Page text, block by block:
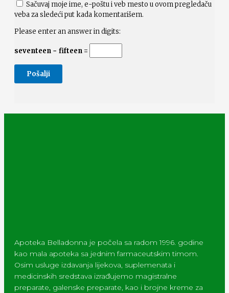
Sačuvaj moje ime, e-poštu i veb mesto u ovom pregledaču
veba za sledeći put kada komentarišem.
Please enter an answer in digits:
seventeen − fifteen =
Apoteka Belladonna je počela sa radom 1996. godine
kao mala apoteka sa jednim farmaceutskim timom.
Osim usluge izdavanja lijekova, suplemenata i
medicinskih sredstava izrađujemo magistralne
preparate, galenske preparate, kao i brojne kreme za